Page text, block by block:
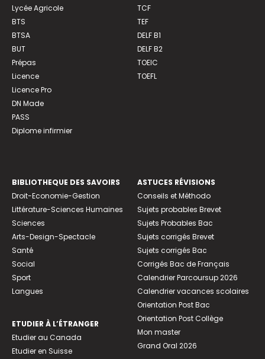
Lycée Agricole
BTS
BTSA
BUT
Prépas
Licence
Licence Pro
DN Made
PASS
Diplome infirmier
TCF
TEF
DELF B1
DELF B2
TOEIC
TOEFL
BIBLIOTHEQUE DES SAVOIRS
Droit-Economie-Gestion
Littérature-Sciences Humaines
Sciences
Arts-Design-Spectacle
Santé
Social
Sport
Langues
ETUDIER À L’ÉTRANGER
Etudier au Canada
Etudier en Suisse
ASTUCES RÉVISIONS
Conseils et Méthodo
Sujets probables Brevet
Sujets Probables Bac
Sujets corrigés Brevet
Sujets corrigés Bac
Corrigés Bac de Français
Calendrier Parcoursup 2026
Calendrier vacances scolaires
Orientation Post Bac
Orientation Post Collège
Mon master
Grand Oral 2026